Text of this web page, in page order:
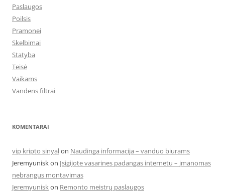
Paslaugos
Poilsis
Pramonei
Skelbimai
Statyba
Teisė
Vaikams
Vandens filtrai
KOMENTARAI
vip kripto sinyalon Naudinga informacija – vanduo biurams
Jeremyuniskon Įsigijote vasarines padangas internetu – įmanomas
nebrangus montavimas
Jeremyuniskon Remonto meistrų paslaugos